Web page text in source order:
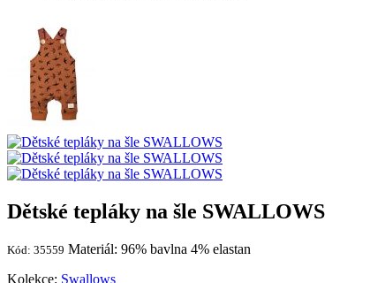
Dětské tepláky na šle SWALLOWS
Kód: 35559 Materiál: 96% bavlna 4% elastan
Kolekce: Swallows